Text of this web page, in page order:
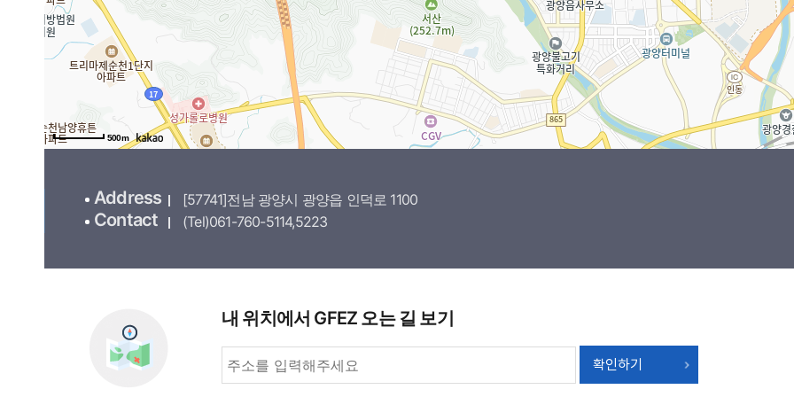
500m
Address [57741]전남 광양시 광양읍 인덕로 1100
Contact (Tel)061-760-5114,5223
내 위치에서 GFEZ 오는 길 보기
확인하기